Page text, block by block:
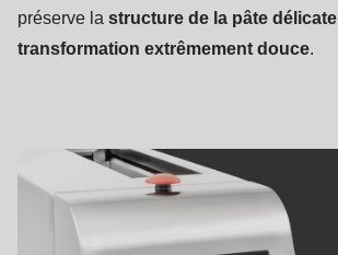
préserve la structure de la pâte délicate
transformation extrêmement douce.